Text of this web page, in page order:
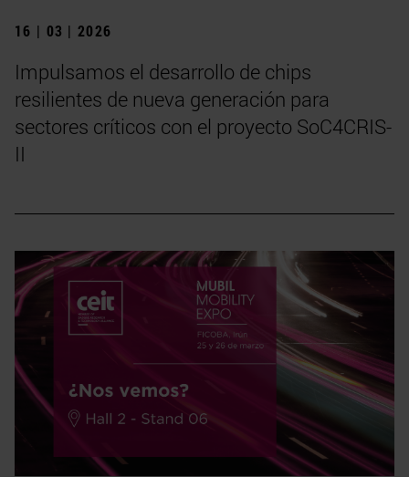
16 | 03 | 2026
Impulsamos el desarrollo de chips
resilientes de nueva generación para
sectores críticos con el proyecto SoC4CRIS-
II